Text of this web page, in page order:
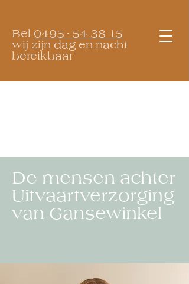
Bel 0495 - 54 38 15
wij zijn dag en nacht
bereikbaar
De mensen achter
Uitvaartverzorging
van Gansewinkel